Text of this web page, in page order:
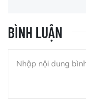
BÌNH LUẬN